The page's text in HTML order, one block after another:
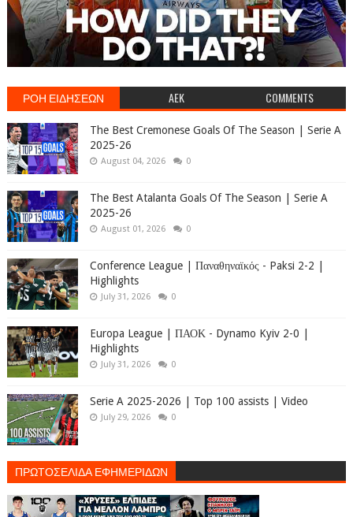
ΡΟΗ ΕΙΔΗΣΕΩΝ AEK COMMENTS
The Best Cremonese Goals Of The Season | Serie A
2025-26
August 04, 2026 0
The Best Atalanta Goals Of The Season | Serie A
2025-26
August 01, 2026 0
Conference League | Παναθηναϊκός - Paksi 2-2 |
Highlights
July 31, 2026 0
Europa League | ΠΑΟΚ - Dynamo Kyiv 2-0 |
Highlights
July 31, 2026 0
Serie A 2025-2026 | Top 100 assists | Video
July 29, 2026 0
ΠΡΩΤΟΣΕΛΙΔΑ ΕΦΗΜΕΡΙΔΩΝ